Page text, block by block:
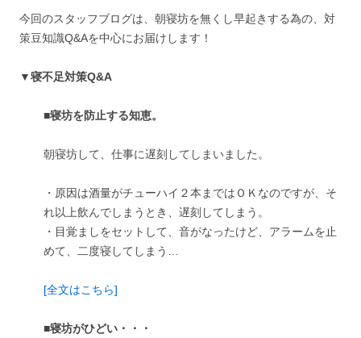
今回のスタッフブログは、朝寝坊を無くし早起きする為の、対
策豆知識Q&Aを中心にお届けします！
▼寝不足対策Q&A
■寝坊を防止する知恵。
朝寝坊して、仕事に遅刻してしまいました。
・原因は酒量がチューハイ２本まではＯＫなのですが、そ
れ以上飲んでしまうとき、遅刻してしまう。
・目覚ましをセットして、音がなったけど、アラームを止
めて、二度寝してしまう…
[全文はこちら]
■寝坊がひどい・・・